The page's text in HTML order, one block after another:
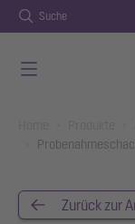
Suche
Zurück zur